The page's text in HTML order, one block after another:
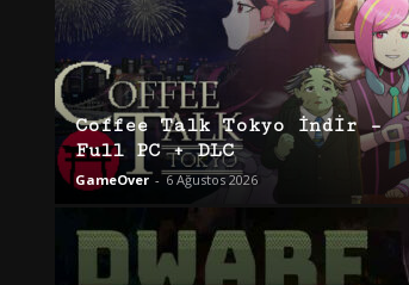
Coffee Talk Tokyo İndir –
Full PC + DLC
GameOver - 6 Ağustos 2026